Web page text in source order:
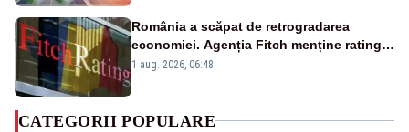
România a scăpat de retrogradarea
economiei. Agenția Fitch menține ratingul
„BBB-” cu perspectivă negativă
1 aug. 2026, 06:48
CATEGORII POPULARE